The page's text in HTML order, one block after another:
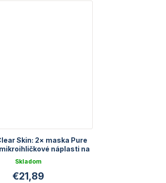
Skin: 2× maska Pure
náplasti na
akné
Skladom
€21,89